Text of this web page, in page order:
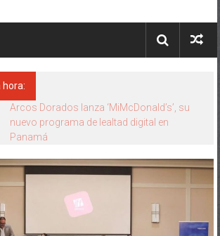
hora:
HEINEKEN PANAMÁ Y CINÉPOLIS
TRANSFORMAN LA FORMA DE VIVIR EL
CINE